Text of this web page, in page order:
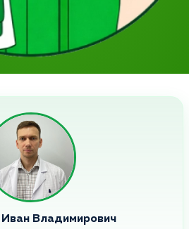
Владимирович